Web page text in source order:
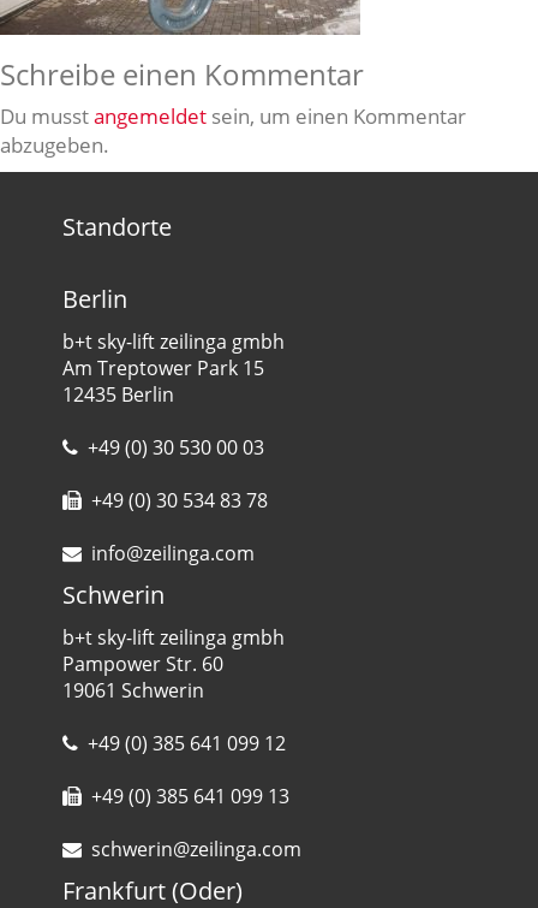
Schreibe einen Kommentar
Du musstangemeldet sein, um einen Kommentar
abzugeben.
Standorte
Berlin
b+t sky-lift zeilinga gmbh
Am Treptower Park 15
12435 Berlin
+49 (0) 30 530 00 03
+49 (0) 30 534 83 78
info@zeilinga.com
Schwerin
b+t sky-lift zeilinga gmbh
Pampower Str. 60
19061 Schwerin
+49 (0) 385 641 099 12
+49 (0) 385 641 099 13
schwerin@zeilinga.com
Frankfurt (Oder)